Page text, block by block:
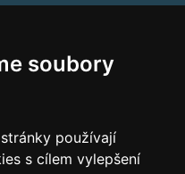
soubory
používají
s cílem vylepšení